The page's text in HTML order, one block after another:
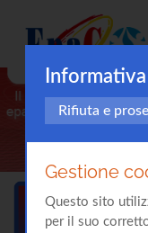
Rifiuta e
Gestione
Questo sito
per il suo